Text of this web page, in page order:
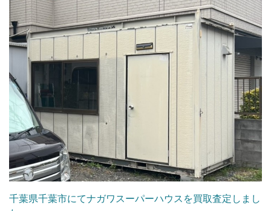
千葉県千葉市にてナガワスーパーハウスを買取査定しまし